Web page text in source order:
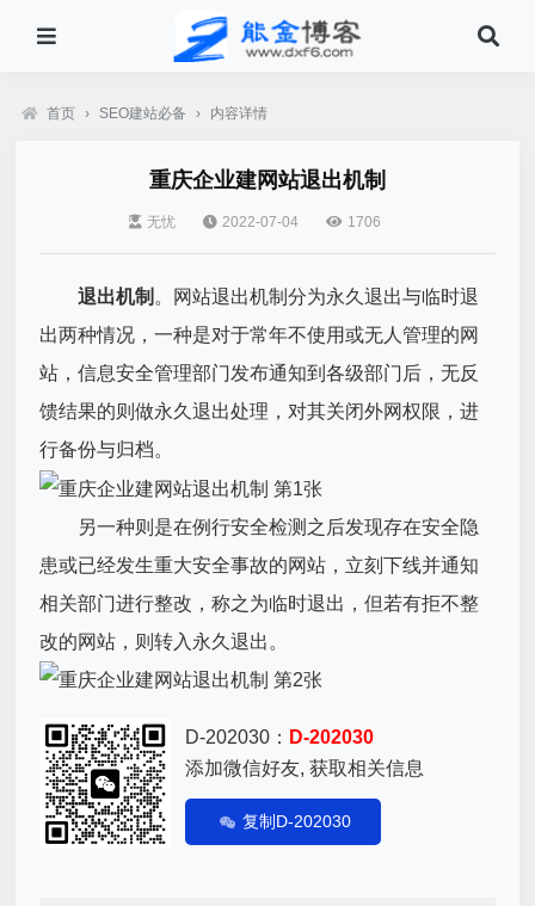
首页 › SEO建站必备 › 内容详情
重庆企业建网站退出机制
无忧 2022-07-04 1706
退出机制 。网站退出机制分为永久退出与临时退
出两种情况，一种是对于常年不使用或无人管理的网
站，信息安全管理部门发布通知到各级部门后，无反
馈结果的则做永久退出处理，对其关闭外网权限，进
行备份与归档。
另一种则是在例行安全检测之后发现存在安全隐
患或已经发生重大安全事故的网站，立刻下线并通知
相关部门进行整改，称之为临时退出，但若有拒不整
改的网站，则转入永久退出。
D-202030： D-202030
添加微信好友, 获取相关信息
复制D-202030